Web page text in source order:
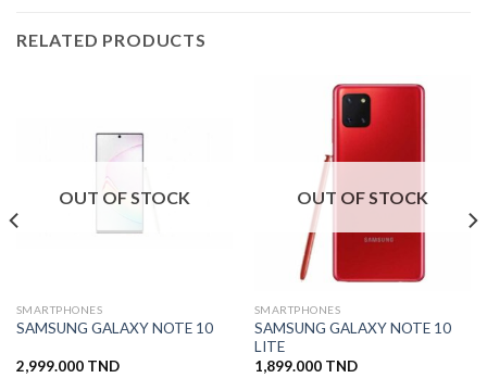
RELATED PRODUCTS
OUT OF STOCK
SMARTPHONES
SAMSUNG GALAXY NOTE 10
2,999.000 TND
OUT OF STOCK
SMARTPHONES
SAMSUNG GALAXY NOTE 10
LITE
1,899.000 TND